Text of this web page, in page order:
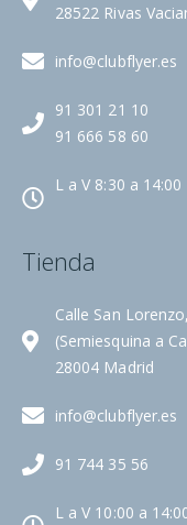
28522 Rivas
info@clubflyer.es
91 301 21 10
91 666 58 60
L a V 8:30 a 14:00
Tienda
Calle San
(Semiesquina a
28004 Madrid
info@clubflyer.es
91 744 35 56
L a V 10:00 a